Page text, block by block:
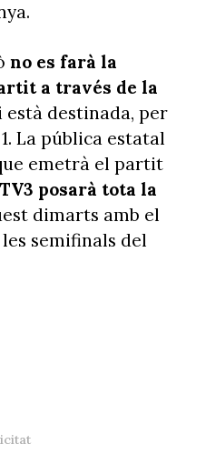
no es farà la
a través de la
està destinada, per
La pública estatal
emetrà el partit
TV3 posarà tota la
dimarts amb el
semifinals del